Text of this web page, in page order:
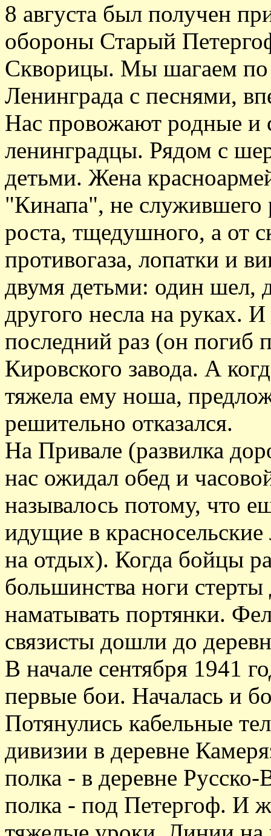
8 августа был получен
обороны Старый
Скворицы. Мы шагаем
Ленинграда с песнями,
Нас провожают родные и
ленинградцы. Рядом с
детьми. Жена
"Кинапа", не служившего
роста, тщедушного, а от
противогаза, лопатки и
двумя детьми: один шел,
другого несла на руках.
последний раз (он погиб
Кировского завода. А
тяжела ему ноша,
решительно отказался.
На Привале (развилка
нас ожидал обед и
называлось потому, что
идущие в красносельские
на отдых). Когда бойцы
большинства ноги
наматывать портянки.
связисты дошли до
В начале сентября 1941
первые бои. Началась и
Потянулись кабельные
дивизии в деревне
полка - в деревне
полка - под Петергоф. И